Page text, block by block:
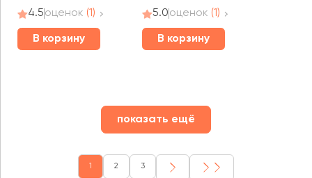
4.5оценок (1)
В корзину
5.0оценок (1)
В корзину
показать ещё
1 2 3